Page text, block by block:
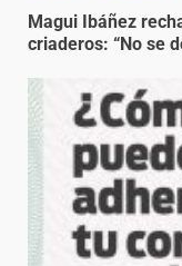
Magui Ibáñez
criaderos: “No se